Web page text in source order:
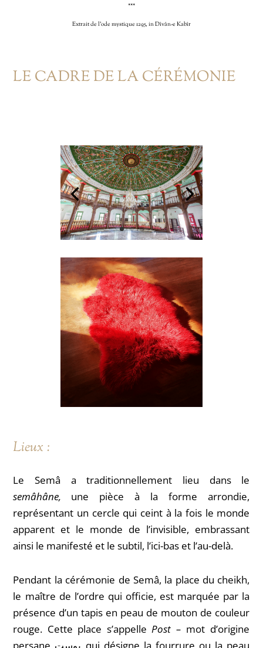
***
Extrait de l’ode mystique 1295, in Dîvân-e Kabîr
LE CADRE DE LA CÉRÉMONIE
Lieux :
Le Semâ a traditionnellement lieu dans le
semâhâne, une pièce à la forme arrondie,
représentant un cercle qui ceint à la fois le monde
apparent et le monde de l’invisible, embrassant
ainsi le manifesté et le subtil, l’ici-bas et l’au-delà.
Pendant la cérémonie de Semâ, la place du cheikh,
le maître de l’ordre qui officie, est marquée par la
présence d’un tapis en peau de mouton de couleur
rouge. Cette place s’appellePost – mot d’origine